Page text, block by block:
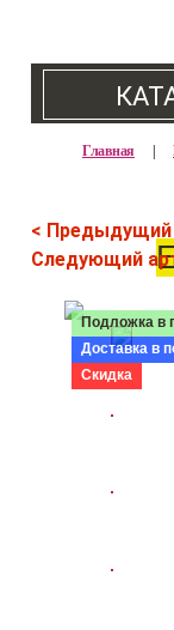
Главная
< Предыдущий
Следующий
Подложка в
Доставка в
Скидка